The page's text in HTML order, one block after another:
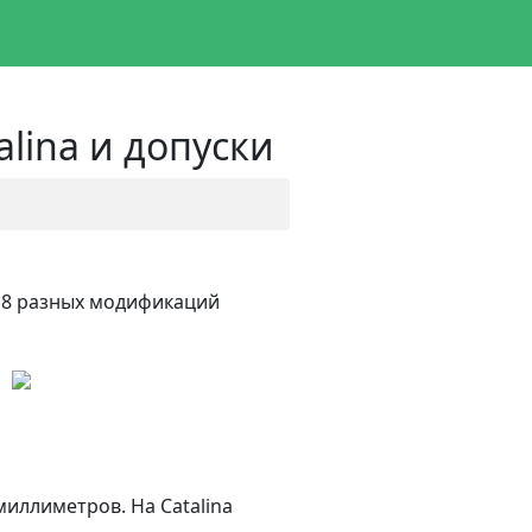
и допуски
разных модификаций
На Catalina